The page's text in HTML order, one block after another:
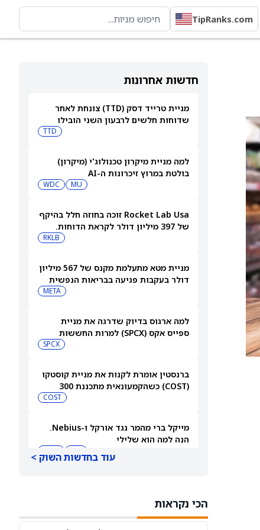
TipRanks.com
חדשות אחרונות
מניית טרייד דסק (TTD) צונחת לאחר
שדוחות חלשים לרבעון השני הובילו
TTD
למה מניית מיקרון טכנולוג'י (מיקרון)
בולטת במרוץ זיכרונות ה-AI
MU
WDC
Rocket Lab Usa זוכה בחוזה חלל בהיקף
של 397 מיליון דולר לקראת הדוחות.
האם מכירות גדולות יספיקו כדי להגיעRKLB
מניית מטא מתעלמת מקנס של 567 מיליון
דולר בעקבות פגיעה בבריאות הנפשית
META
למה ארגוס בדיוק שדרגה את מניית
ספייס אקס (SPCX) למרות החששות
SPCX
ברנסטין אומרת לקנות את מניית קוסטקו
(COST) כשהקמעונאית מתכננת 300
COST
מייקל ברי מהמר נגד אורקל ו-Nebius.
הנה למה הוא שלילי
התפרצות מחלה שמקורה במזון
עוד בחדשות השוק >
הכי נקראות